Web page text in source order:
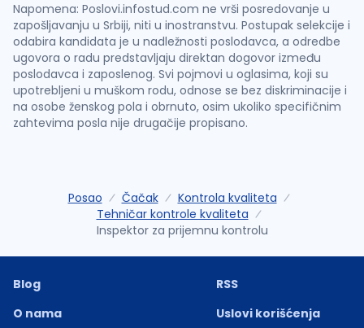
Napomena: Poslovi.infostud.com ne vrši posredovanje u
zapošljavanju u Srbiji, niti u inostranstvu. Postupak selekcije i
odabira kandidata je u nadležnosti poslodavca, a odredbe
ugovora o radu predstavljaju direktan dogovor između
poslodavca i zaposlenog. Svi pojmovi u oglasima, koji su
upotrebljeni u muškom rodu, odnose se bez diskriminacije i
na osobe ženskog pola i obrnuto, osim ukoliko specifičnim
zahtevima posla nije drugačije propisano.
Posao Čačak
Kontrola kvaliteta
Tehničar kontrole kvaliteta
Inspektor za prijemnu kontrolu
Blog
O nama
RSS
Uslovi korišćenja